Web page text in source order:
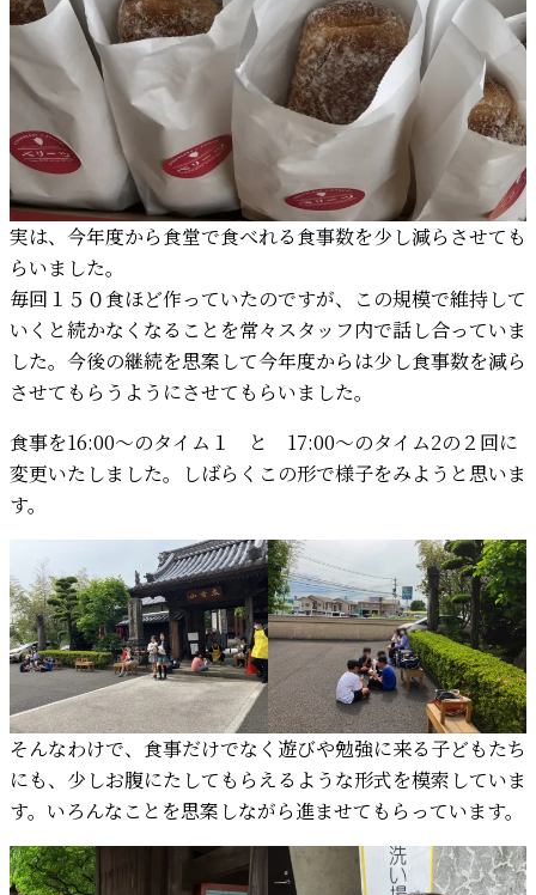
実は、今年度から食堂で食べれる食事数を少し減らさせても
らいました。
毎回１５０食ほど作っていたのですが、この規模で維持して
いくと続かなくなることを常々スタッフ内で話し合っていま
した。今後の継続を思案して今年度からは少し食事数を減ら
させてもらうようにさせてもらいました。
食事を16:00〜のタイム１ と 17:00〜のタイム2の２回に
変更いたしました。しばらくこの形で様子をみようと思いま
す。
そんなわけで、食事だけでなく遊びや勉強に来る子どもたち
にも、少しお腹にたしてもらえるような形式を模索していま
す。いろんなことを思案しながら進ませてもらっています。